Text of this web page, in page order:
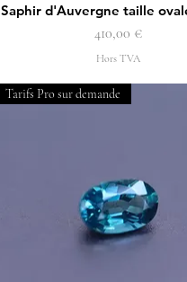
Aperçu rapide
Saphir d'Auvergne taille
Prix
410,00 €
Hors TVA
Tarifs Pro sur demande